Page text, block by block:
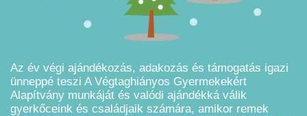
Az év végi ajándékozás, adakozás és támogatás igazi
ünneppé teszi A Végtaghiányos Gyermekekért
Alapítvány munkáját és valódi ajándékká válik
gyerkőceink és családjaik számára, amikor remek